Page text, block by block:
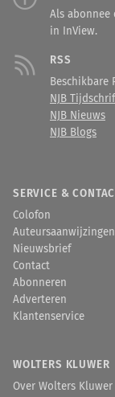
Als abonnee
in InView.
RSS
Beschikbare
NJB
NJB Nieuws
NJB Blogs
SERVICE &
Colofon
Auteursaanwijzingen
Nieuwsbrief
Contact
Abonneren
Adverteren
Klantenservice
WOLTERS KLUWER
Over Wolters Kluwer